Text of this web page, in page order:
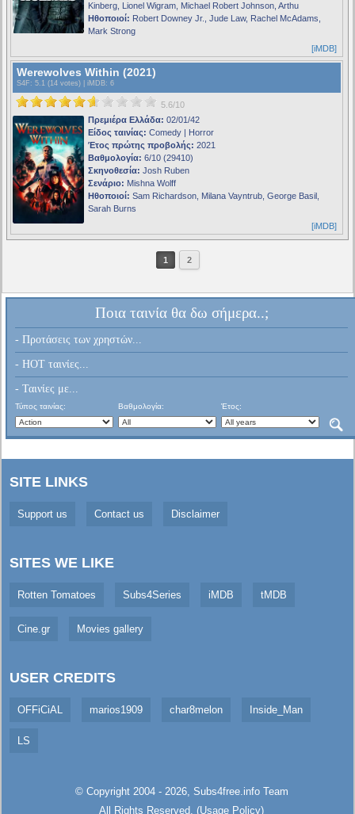
Kinberg, Lionel Wigram, Michael Robert Johnson, Arthu
Ηθοποιοί: Robert Downey Jr., Jude Law, Rachel McAdams,
Mark Strong
[iMDB]
Werewolves Within (2021)
S4F : 5.1 (14 votes) | iMDB: 6
5.6/10
Πρεμιέρα Ελλάδα: 02/01/42
Είδος ταινίας: Comedy | Horror
Έτος πρώτης προβολής: 2021
Βαθμολογία: 6/10 (29410)
Σκηνοθεσία: Josh Ruben
Σενάριο: Mishna Wolff
Ηθοποιοί: Sam Richardson, Milana Vayntrub, George Basil,
Sarah Burns
[iMDB]
1 2
Ποια ταινία θα δω σήμερα..;
- Προτάσεις των χρηστών...
- HOT ταινίες...
- Ταινίες με...
Τύπος ταινίας: Βαθμολογία: Έτος:
SITE LINKS
Support us Contact us Disclaimer
SITES WE LIKE
Rotten Tomatoes Subs4Series iMDB tMDB
Cine.gr Movies gallery
USER CREDITS
OFFiCiAL marios1909 char8melon Inside_Man
LS
© Copyright 2004 - 2026, Subs4free.infoTeam
All Rights Reserved. (Usage Policy)